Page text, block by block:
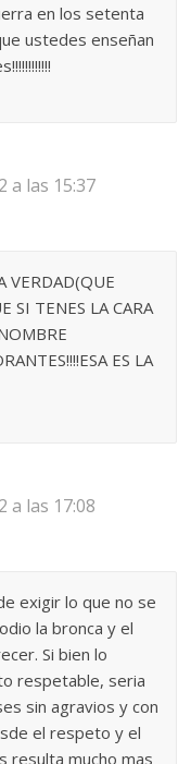
en los setenta
ustedes enseñan
a las 15:37
VERDAD(QUE
SI TENES LA CARA
ES LA
a las 17:08
exigir lo que no se
la bronca y el
Si bien lo
respetable, seria
sin agravios y con
el respeto y el
resulta mucho mas